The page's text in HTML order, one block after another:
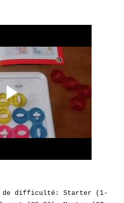
de difficulté: Starter (1-